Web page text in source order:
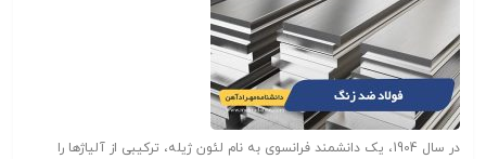
در سال 1904، یک دانشمند فرانسوی به نام لئون ژیله، ترکیبی از آلیاژها را